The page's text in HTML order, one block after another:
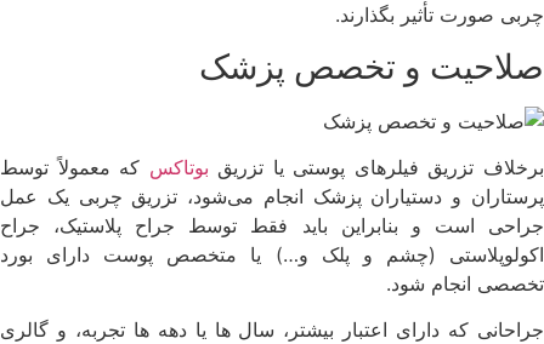
چربی صورت تأثیر بگذارند.
صلاحیت و تخصص پزشک
برخلاف تزریق فیلرهای پوستی یا تزریق بوتاکس که معمولاً توسط
پرستاران و دستیاران پزشک انجام می‌شود، تزریق چربی یک عمل
جراحی است و بنابراین باید فقط توسط جراح پلاستیک، جراح
اکولوپلاستی (چشم و پلک و…) یا متخصص پوست دارای بورد
تخصصی انجام شود.
جراحانی که دارای اعتبار بیشتر، سال ها یا دهه ها تجربه، و گالری